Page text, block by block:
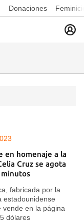
Donaciones
en homenaje a la
Cruz se agota
fabricada por la
estadounidense
vende en la página
dólares